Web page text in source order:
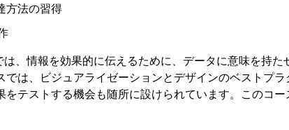
方法の習得
は、情報を効果的に伝えるために、データに意味を持た
では、ビジュアライゼーションとデザインのベストプ
をテストする機会も随所に設けられています。このコ